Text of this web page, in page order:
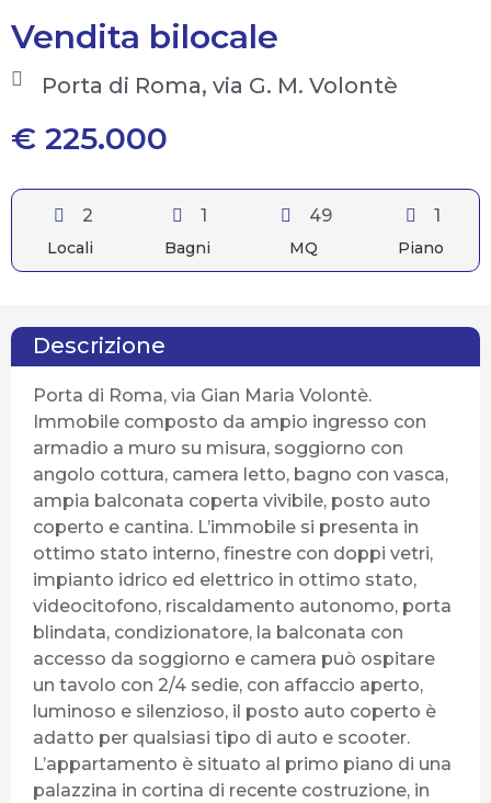
Vendita bilocale
Porta di Roma, via G. M. Volontè
€ 225.000
2
Locali
1
Bagni
49
MQ
1
Piano
Descrizione
Porta di Roma, via Gian Maria Volontè.
Immobile composto da ampio ingresso con
armadio a muro su misura, soggiorno con
angolo cottura, camera letto, bagno con vasca,
ampia balconata coperta vivibile, posto auto
coperto e cantina. L’immobile si presenta in
ottimo stato interno, finestre con doppi vetri,
impianto idrico ed elettrico in ottimo stato,
videocitofono, riscaldamento autonomo, porta
blindata, condizionatore, la balconata con
accesso da soggiorno e camera può ospitare
un tavolo con 2/4 sedie, con affaccio aperto,
luminoso e silenzioso, il posto auto coperto è
adatto per qualsiasi tipo di auto e scooter.
L’appartamento è situato al primo piano di una
palazzina in cortina di recente costruzione, in